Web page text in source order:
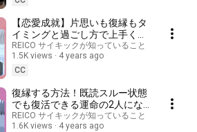
【恋愛成就】片思いも復縁もタ
イミングと過ごし方で上手くい
く！恋愛成功までの過ごし方
REICO サイキックが知っていること
1.5K views
4 years ago
CC
復縁する方法！既読スルー状態
でも復活できる運命の2人にな
れる
REICO サイキックが知っていること
1.6K views
4 years ago